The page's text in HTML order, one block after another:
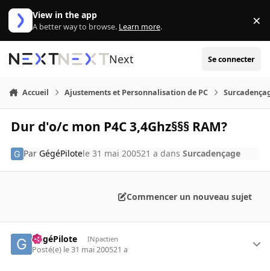
Aller au contenu
View in the app
A better way to browse. Learn more. ×
Next Se connecter
Accueil Ajustements et Personnalisation de PC
Dur d'o/c mon P4C 3,4Ghz§§§ RAM?
Par GégéPilotele 31 mai 200521 a dansSurcadençage
Commencer un nouveau sujet
GégéPilote INpactien
Posté(e) le 31 mai 200521 a